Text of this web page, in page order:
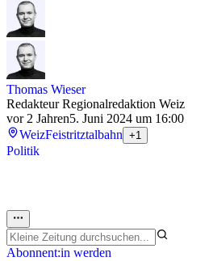
Thomas Wieser
Redakteur Regionalredaktion Weiz
vor 2 Jahren5. Juni 2024 um 16:00
WeizFeistritztalbahn +1
Politik
Abonnent:in werden